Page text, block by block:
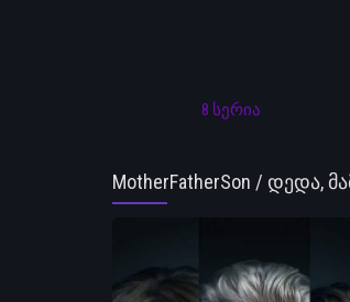
8 სერია
MotherFatherSon / დედა,